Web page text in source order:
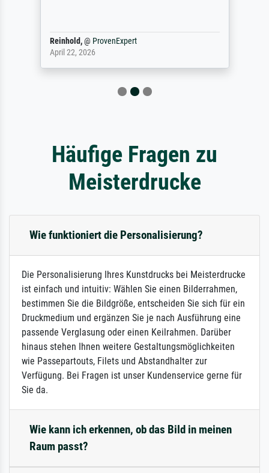
Reinhold,@ ProvenExpert
April 22, 2026
Häufige Fragen zu
Meisterdrucke
Wie funktioniert die Personalisierung?
Die Personalisierung Ihres Kunstdrucks bei Meisterdrucke
ist einfach und intuitiv: Wählen Sie einen Bilderrahmen,
bestimmen Sie die Bildgröße, entscheiden Sie sich für ein
Druckmedium und ergänzen Sie je nach Ausführung eine
passende Verglasung oder einen Keilrahmen. Darüber
hinaus stehen Ihnen weitere Gestaltungsmöglichkeiten
wie Passepartouts, Filets und Abstandhalter zur
Verfügung. Bei Fragen ist unser Kundenservice gerne für
Sie da.
Wie kann ich erkennen, ob das Bild in meinen
Raum passt?